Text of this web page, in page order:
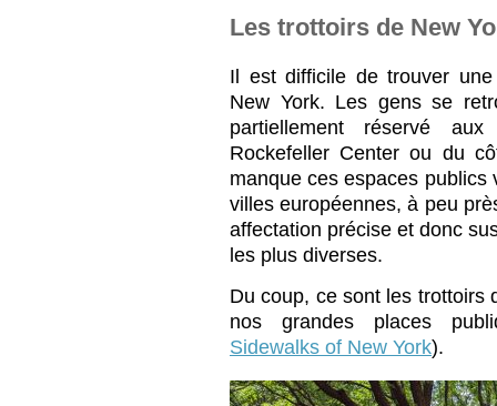
Les trottoirs de New
Il est difficile de trouver
New York. Les gens se
partiellement réservé
Rockefeller Center ou du
manque ces espaces
villes européennes, à peu
affectation précise et donc
les plus diverses.
Du coup, ce sont les trottoirs
nos grandes places
Sidewalks of New York).